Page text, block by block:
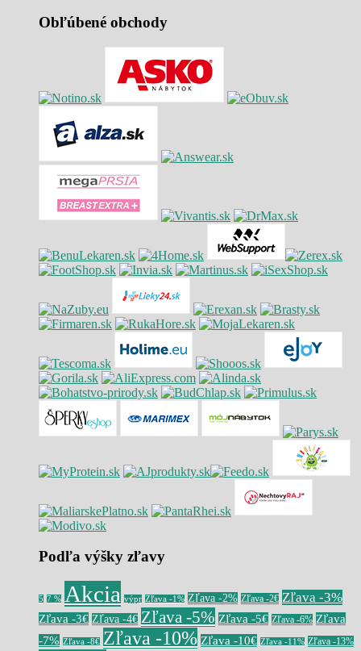
Obľúbené obchody
Podľa výšky zľavy
5 7 % Akcia výpr Zľava -1% Zľava -2% Zľava -2€ Zľava -3%
Zľava -3€ Zľava -4€ Zľava -5% Zľava -5€ Zľava -6% Zľava
-7% Zľava -8€ Zľava -10% Zľava -10€ Zľava -11% Zľava -13%